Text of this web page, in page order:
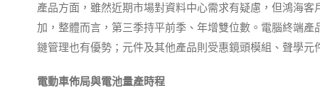
產品方面，雖然近期市場對資料中心需求有疑慮，但鴻海
加，整體而言，第三季持平前季、年增雙位數。電腦終端
鏈管理也有優勢；元件及其他產品則受惠鏡頭模組、聲學元
電動車佈局與電池量產時程